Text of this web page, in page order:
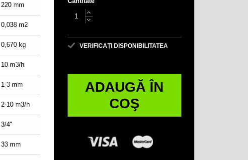
VERIFICAȚI DISPONIBILITATEA
ADAUGĂ ÎN
COŞ
220 mm
0,038 m2
0,670 kg
10 m3/h
1-3 mm
2-10 m3/h
3/4"
33 mm